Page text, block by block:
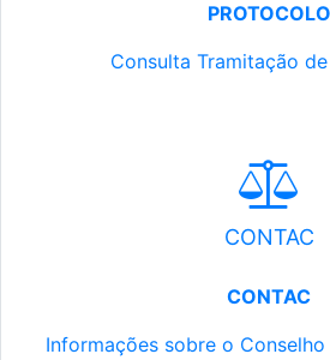
PROTOCOLO
Consulta Tramitação
CONTAC
CONTAC
Informações sobre o